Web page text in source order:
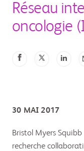
Réseau
oncologie
30 MAI 2017
Bristol Myers
recherche